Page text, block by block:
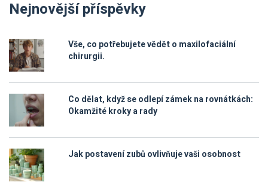
Nejnovější příspěvky
Vše, co potřebujete vědět o maxilofaciální
chirurgii.
Co dělat, když se odlepí zámek na rovnátkách:
Okamžité kroky a rady
Jak postavení zubů ovlivňuje vaši osobnost